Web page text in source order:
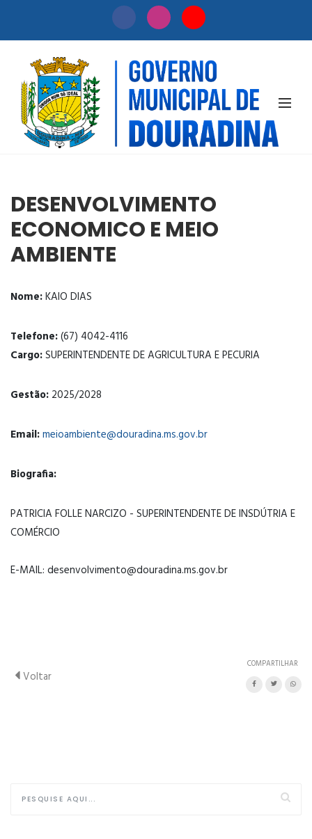
SECRETARIAS
DESENVOLVIMENTO
ECONOMICO E MEIO
AMBIENTE
Nome:KAIO DIAS
Telefone:(67) 4042-4116
Cargo:SUPERINTENDENTE DE AGRICULTURA E PECURIA
Gestão: 2025/2028
Email:meioambiente@douradina.ms.gov.br
Biografia:
PATRICIA FOLLE NARCIZO - SUPERINTENDENTE DE INSDÚTRIA E
COMÉRCIO
E-MAIL: desenvolvimento@douradina.ms.gov.br
Voltar
COMPARTILHAR